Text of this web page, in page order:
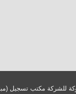
للشركة مكتب تسجيل